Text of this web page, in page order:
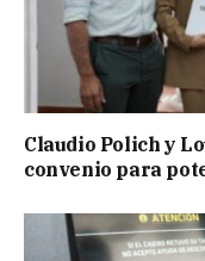
Claudio Polich y
convenio para